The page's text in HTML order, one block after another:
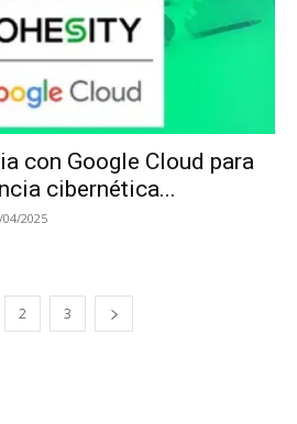
con Google Cloud para
cibernética...
04/2025
2 3